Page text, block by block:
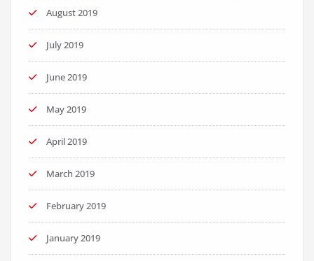
August 2019
July 2019
June 2019
May 2019
April 2019
March 2019
February 2019
January 2019